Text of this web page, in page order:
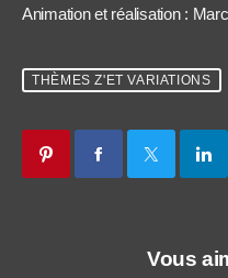
Animation et réalisation :
THÈMES Z'ET VARIATIONS
Vous